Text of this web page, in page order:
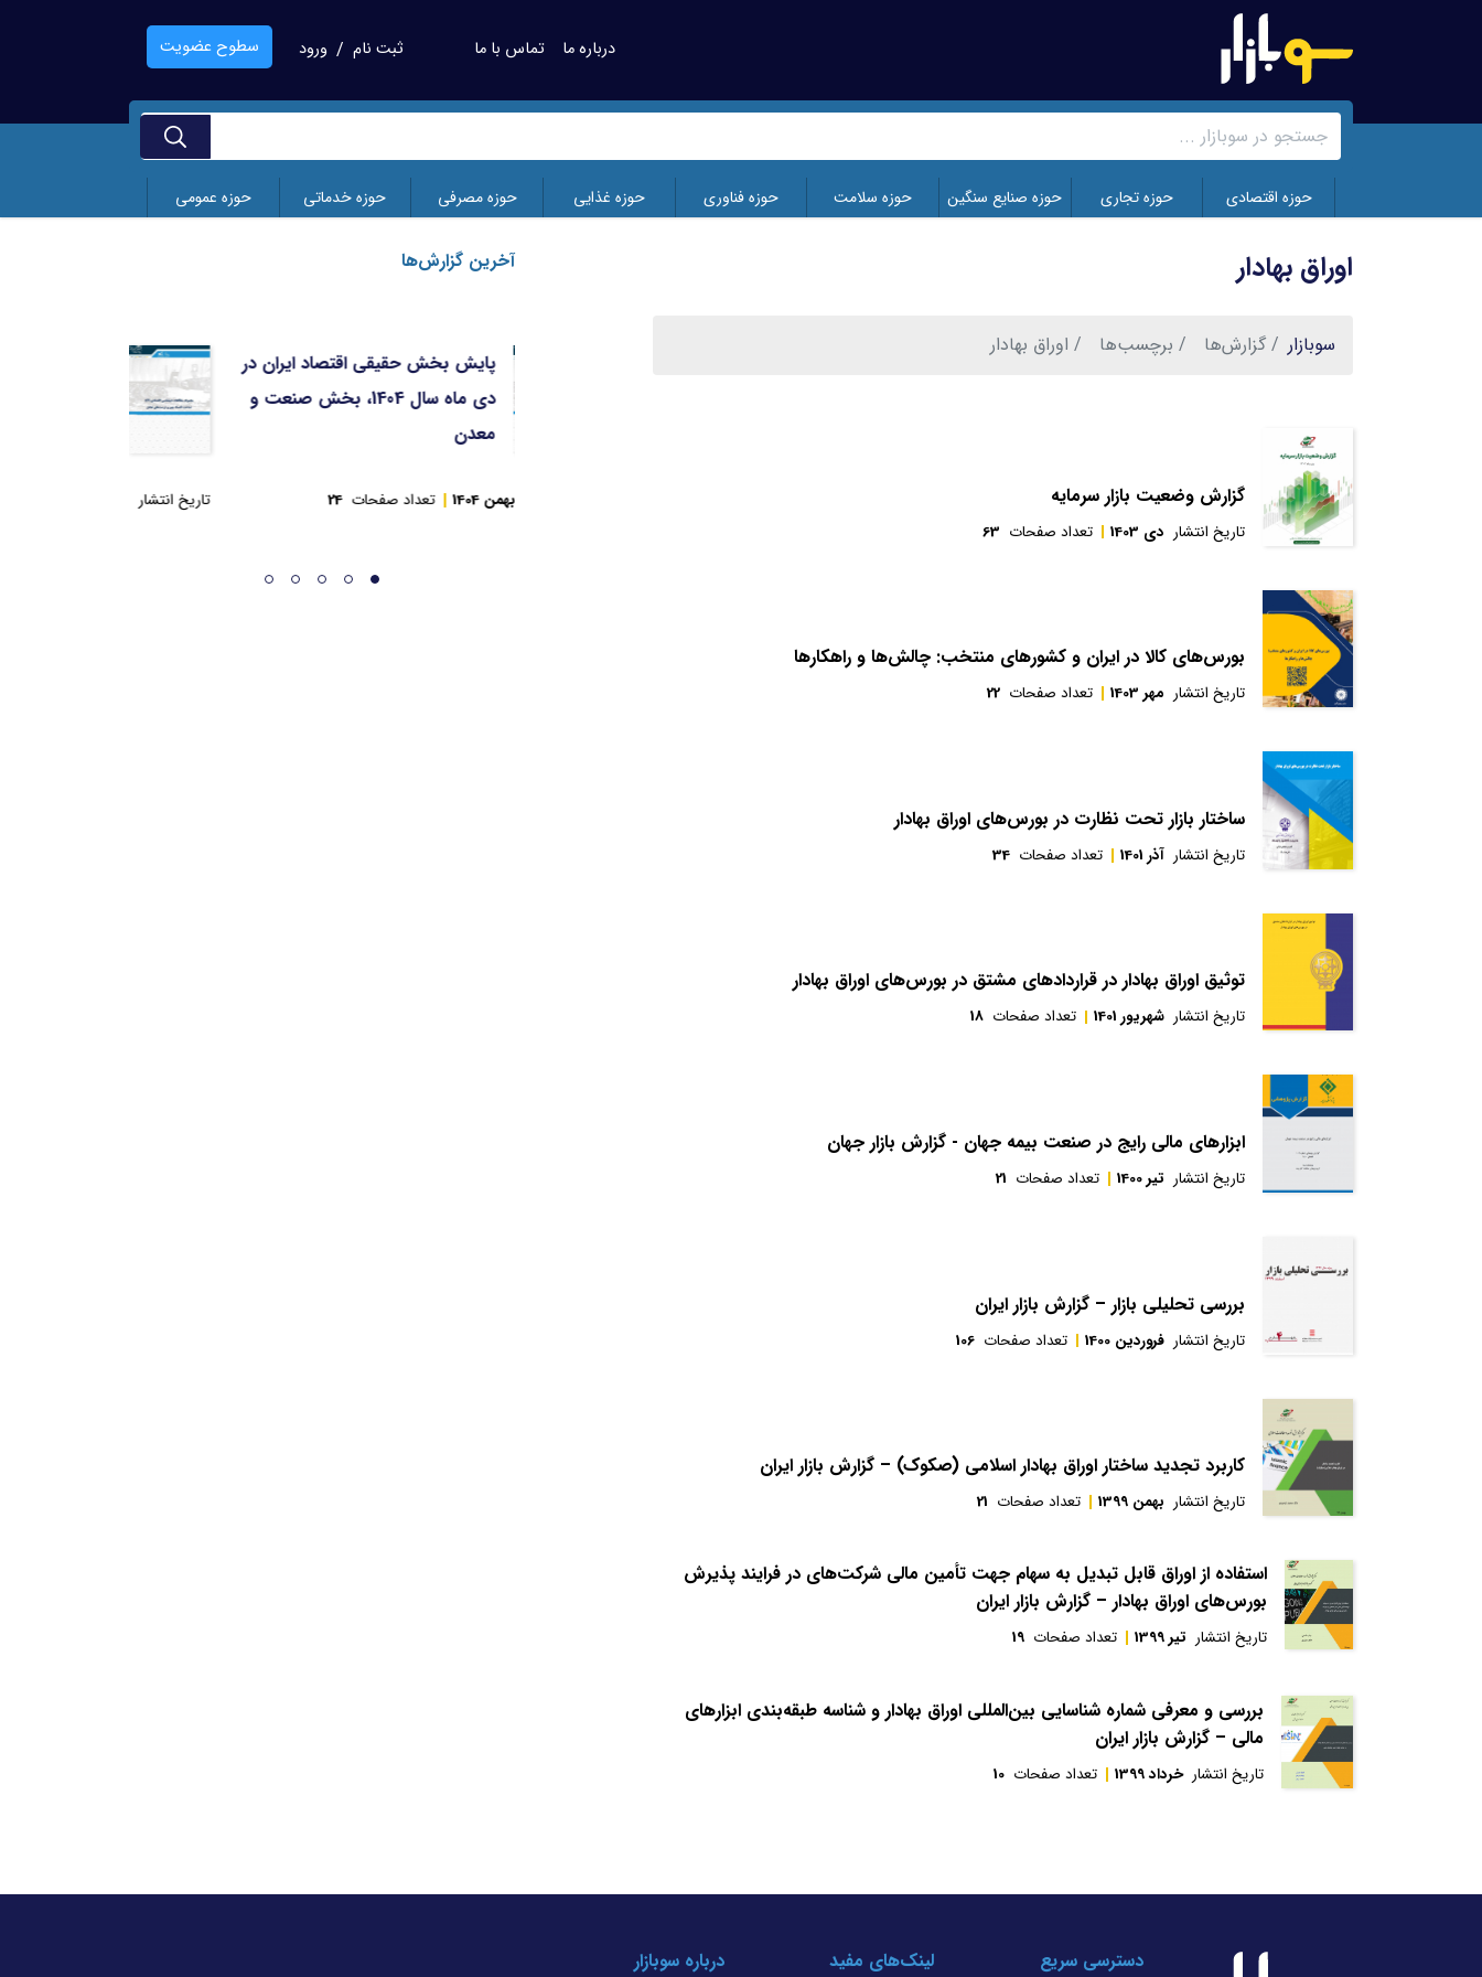
درباره ما تماس با ما ثبت نام / ورود سطوح عضویت
حوزه اقتصادی حوزه تجاری حوزه صنایع سنگین حوزه سلامت حوزه فناوری حوزه غذایی حوزه مصرفی حوزه خدماتی حوزه عمومی
اوراق بهادار
سوبازار گزارش‌ها برچسب‌ها اوراق بهادار
گزارش وضعیت بازار سرمایه
تاریخ انتشار دی 1403 تعداد صفحات 63
بورس‌های کالا در ایران و کشورهای منتخب: چالش‌ها و راهکارها
تاریخ انتشار مهر 1403 تعداد صفحات 22
ساختار بازار تحت نظارت در بورس‌های اوراق بهادار
تاریخ انتشار آذر 1401 تعداد صفحات 34
توثیق اوراق بهادار در قراردادهای مشتق در بورس‌های اوراق بهادار
تاریخ انتشار شهریور 1401 تعداد صفحات 18
ابزارهای مالی رایج در صنعت بیمه جهان - گزارش بازار جهان
تاریخ انتشار تیر 1400 تعداد صفحات 21
بررسی تحلیلی بازار – گزارش بازار ایران
تاریخ انتشار فروردین 1400 تعداد صفحات 106
کاربرد تجدید ساختار اوراق بهادار اسلامی (صکوک) – گزارش بازار ایران
تاریخ انتشار بهمن 1399 تعداد صفحات 21
استفاده از اوراق قابل تبدیل به سهام جهت تأمین مالی شرکت‌های در فرایند پذیرش
بورس‌های اوراق بهادار – گزارش بازار ایران
تاریخ انتشار تیر 1399 تعداد صفحات 19
بررسی و معرفی شماره شناسایی بین‌المللی اوراق بهادار و شناسه طبقه‌بندی ابزارهای
مالی – گزارش بازار ایران
تاریخ انتشار خرداد 1399 تعداد صفحات 10
آخرین گزارش‌ها
پایش بخش حقیقی اقتصاد ایران در
دی ماه سال 1404، بخش صنعت و
تاریخ انتشار بهمن 1404 تعداد صفحات
دسترسی سریع لینک‌های مفید درباره سوبازار